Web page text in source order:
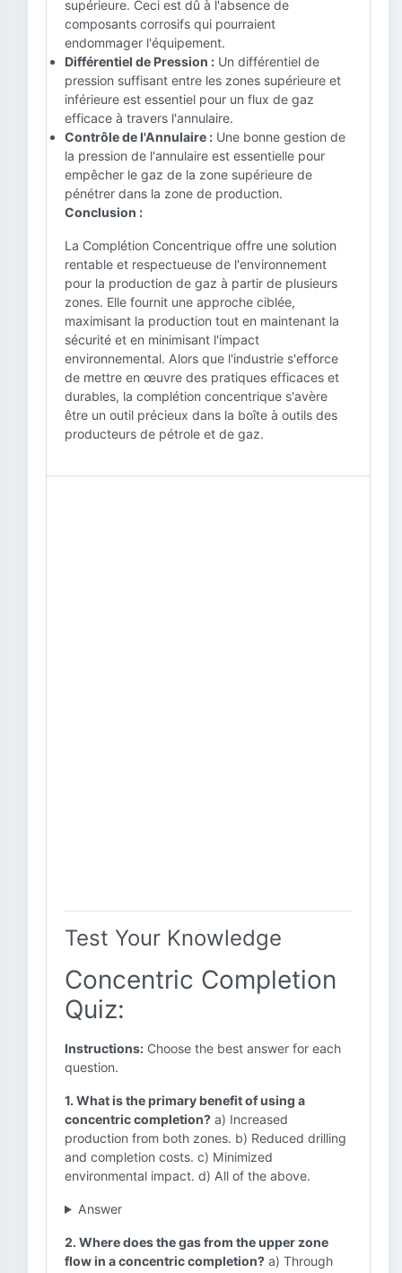
supérieure. Ceci est dû à l'absence de
composants corrosifs qui pourraient
endommager l'équipement.
Différentiel de Pression : Un différentiel de
pression suffisant entre les zones supérieure et
inférieure est essentiel pour un flux de gaz
efficace à travers l'annulaire.
Contrôle de l'Annulaire : Une bonne gestion de
la pression de l'annulaire est essentielle pour
empêcher le gaz de la zone supérieure de
pénétrer dans la zone de production.
Conclusion :
La Complétion Concentrique offre une solution
rentable et respectueuse de l'environnement
pour la production de gaz à partir de plusieurs
zones. Elle fournit une approche ciblée,
maximisant la production tout en maintenant la
sécurité et en minimisant l'impact
environnemental. Alors que l'industrie s'efforce
de mettre en œuvre des pratiques efficaces et
durables, la complétion concentrique s'avère
être un outil précieux dans la boîte à outils des
producteurs de pétrole et de gaz.
Test Your Knowledge
Concentric Completion
Quiz:
Instructions: Choose the best answer for each
question.
1. What is the primary benefit of using a
concentric completion? a) Increased
production from both zones. b) Reduced drilling
and completion costs. c) Minimized
environmental impact. d) All of the above.
Answer
2. Where does the gas from the upper zone
flow in a concentric completion? a) Through